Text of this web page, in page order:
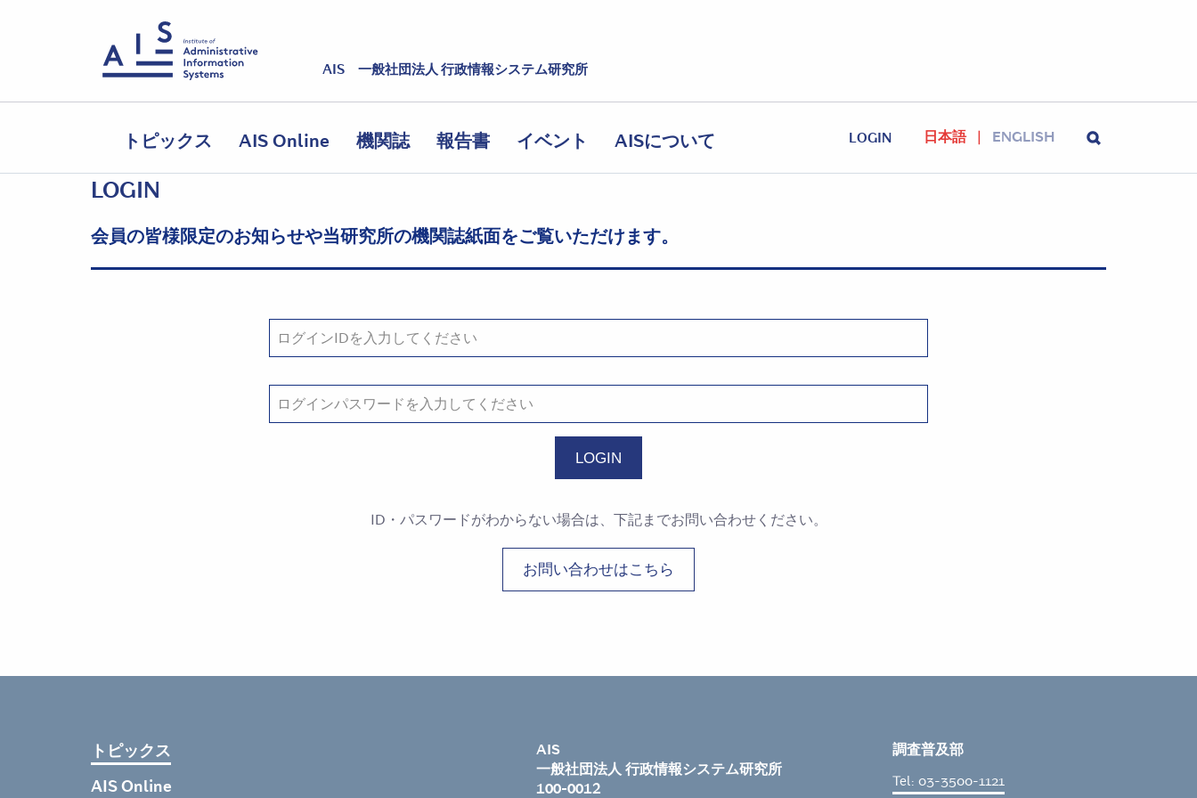
AIS 一般社団法人 行政情報システム研究所
トピックス AIS Online 機関誌 報告書 イベント AISについて LOGIN 日本語 ENGLISH
LOGIN
会員の皆様限定のお知らせや当研究所の機関誌紙面をご覧いただけます。
ID・パスワードがわからない場合は、下記までお問い合わせください。
お問い合わせはこちら
トピックス
AIS Online
AIS
一般社団法人 行政情報システム研究所
100-0012
調査普及部
Tel: 03-3500-1121